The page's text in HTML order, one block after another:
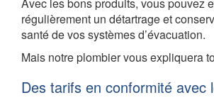
régulièrement un détartrage et
santé de vos systèmes d’évacuation.
Mais notre plombier vous expliquera
Des tarifs en conformité avec